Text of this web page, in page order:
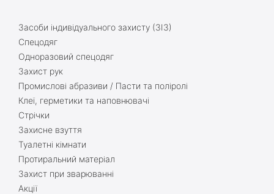
Засоби індивідуального захисту (ЗІЗ)
Спецодяг
Одноразовий спецодяг
Захист рук
Промислові абразиви / Пасти та поліролі
Клеї, герметики та наповнювачі
Стрічки
Захисне взуття
Туалетні кімнати
Протиральний матеріал
Захист при зварюванні
Акції